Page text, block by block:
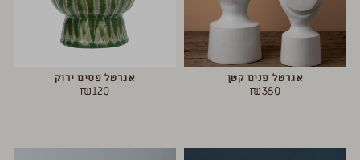
אגרטל פנים קטן
₪350
אגרטל פסים ירוק
₪120